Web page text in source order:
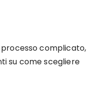
complicato,
su come scegliere